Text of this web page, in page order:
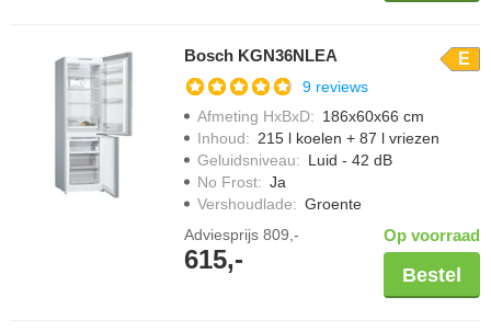
Bosch KGN36NLEA E
9 reviews
Afmeting HxBxD: 186x60x66 cm
Inhoud: 215 l koelen + 87 l vriezen
Geluidsniveau: Luid - 42 dB
No Frost: Ja
Vershoudlade: Groente
Adviesprijs 809,-
615,-
Op voorraad
Bestel